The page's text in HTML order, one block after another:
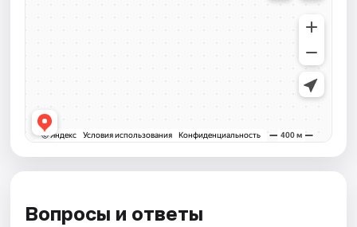
Вопросы и ответы